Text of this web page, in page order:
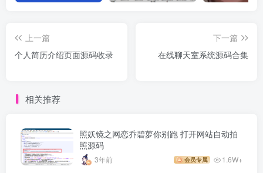
上一篇
个人简历介绍页面源码收录
下一篇
在线聊天室系统源码合集
相关推荐
照妖镜之网恋乔碧萝你别跑 打开网站自动拍
照源码
3年前 会员专属 1.6W+